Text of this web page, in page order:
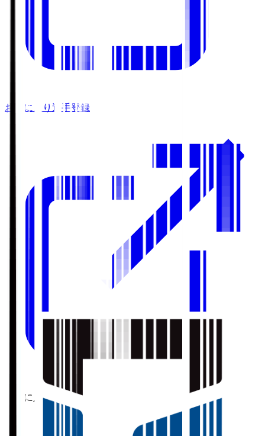
お気に入り選手登録
お気に入り選手の登録について